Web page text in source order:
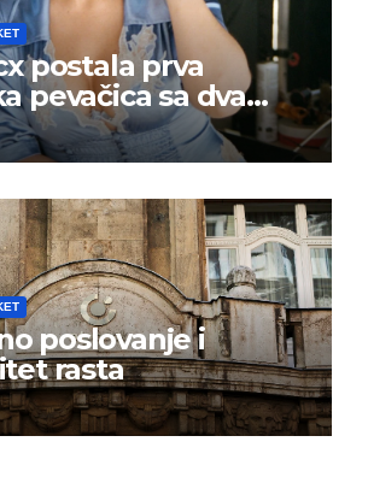
postala prva
pevačica sa dva
na prvom mestu u
godini
poslovanje i
rasta